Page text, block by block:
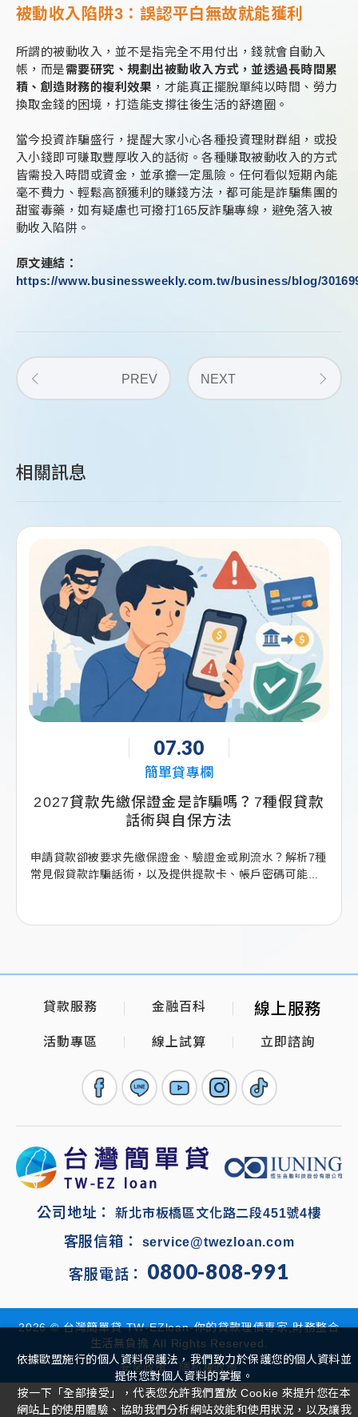
被動收入陷阱3：誤認平白無故就能獲利
所謂的被動收入，並不是指完全不用付出，錢就會自動入
帳，而是需要研究、規劃出被動收入方式，並透過長時間累
積、創造財務的複利效果 ，才能真正擺脫單純以時間、勞力
換取金錢的困境，打造能支撐往後生活的舒適圈。
當今投資詐騙盛行，提醒大家小心各種投資理財群組，或投
入小錢即可賺取豐厚收入的話術。各種賺取被動收入的方式
皆需投入時間或資金，並承擔一定風險。任何看似短期內能
毫不費力、輕鬆高額獲利的賺錢方法，都可能是詐騙集團的
甜蜜毒藥，如有疑慮也可撥打165反詐騙專線，避免落入被
動收入陷阱。
原文連結：
https://www.businessweekly.com.tw/business/blog/
PREV NEXT
相關訊息
析7種
07.03
簡單貸專欄
公司投資詐騙怎麼辦？合作方收了訂金卻挪
用款項，錢拿不回來該如何處理？
貸款服務 金融百科 線上服務
活動專區 線上試算 立即諮詢
公司地址： 新北市板橋區文化路二段451號4樓
客服信箱： service@twezloan.com
客服電話： 0800-808-991
2026 © 台灣簡單貸 TW-EZloan-你的貸款理債專家,財務整合
生活無負擔 All Rights Reserved.
安全政策
隱私權政策
依據歐盟施行的個人資料保護法，我們致力於保護您的個人資料並
提供您對個人資料的掌握。
按一下「全部接受」，代表您允許我們置放 Cookie 來提升您在本
網站上的使用體驗、協助我們分析網站效能和使用狀況，以及讓我